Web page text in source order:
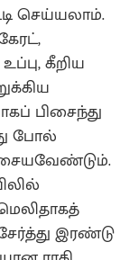
செய்யலாம்.
கீறிய
பிசைந்து
போல்
இரண்டு